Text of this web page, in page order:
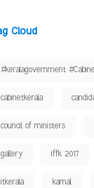
Cloud
#keralagovernment
cabinetkerala
council of ministers
gallery iffk 2017
itkerala kamal